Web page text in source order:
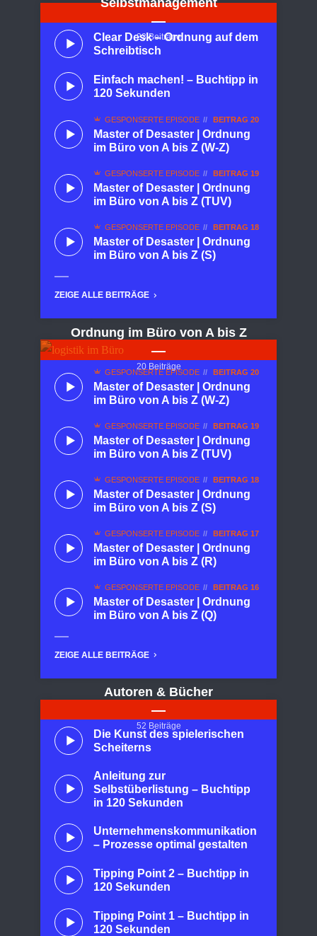
Selbstmanagement
23 Beiträge
Clear Desk – Ordnung auf dem
Schreibtisch
Einfach machen! – Buchtipp in
120 Sekunden
GESPONSERTE EPISODE BEITRAG 20
Master of Desaster | Ordnung
im Büro von A bis Z (W-Z)
GESPONSERTE EPISODE BEITRAG 19
Master of Desaster | Ordnung
im Büro von A bis Z (TUV)
GESPONSERTE EPISODE BEITRAG 18
Master of Desaster | Ordnung
im Büro von A bis Z (S)
ZEIGE ALLE BEITRÄGE
Ordnung im Büro von A bis Z
20 Beiträge
GESPONSERTE EPISODE BEITRAG 20
Master of Desaster | Ordnung
im Büro von A bis Z (W-Z)
GESPONSERTE EPISODE BEITRAG 19
Master of Desaster | Ordnung
im Büro von A bis Z (TUV)
GESPONSERTE EPISODE BEITRAG 18
Master of Desaster | Ordnung
im Büro von A bis Z (S)
GESPONSERTE EPISODE BEITRAG 17
Master of Desaster | Ordnung
im Büro von A bis Z (R)
GESPONSERTE EPISODE BEITRAG 16
Master of Desaster | Ordnung
im Büro von A bis Z (Q)
ZEIGE ALLE BEITRÄGE
Autoren & Bücher
52 Beiträge
Die Kunst des spielerischen
Scheiterns
Anleitung zur
Selbstüberlistung – Buchtipp
in 120 Sekunden
Unternehmenskommunikation
– Prozesse optimal gestalten
Tipping Point 2 – Buchtipp in
120 Sekunden
Tipping Point 1 – Buchtipp in
120 Sekunden